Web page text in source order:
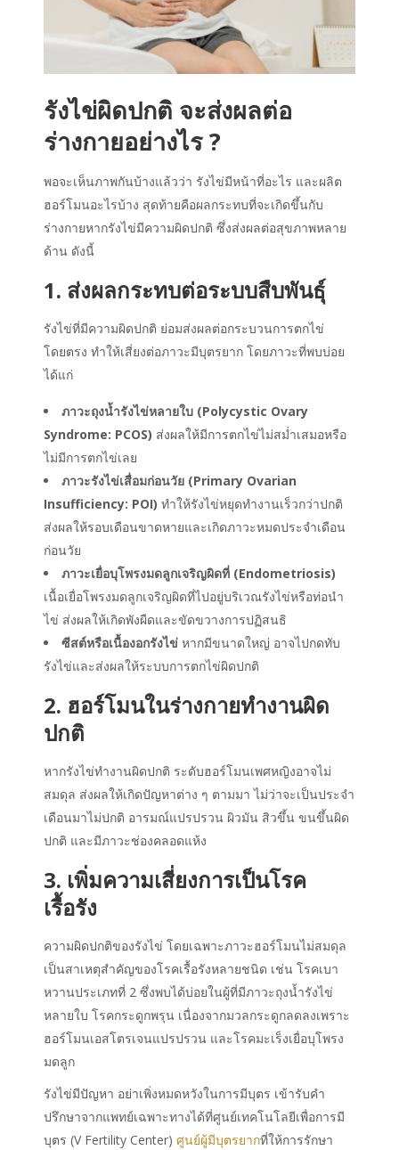
รังไข่ผิดปกติ จะส่งผลต่อ
ร่างกายอย่างไร?
พอจะเห็นภาพกันบ้างแล้วว่า รังไข่มีหน้าที่อะไร และผลิต
ฮอร์โมนอะไรบ้าง สุดท้ายคือผลกระทบที่จะเกิดขึ้นกับ
ร่างกายหากรังไข่มีความผิดปกติ ซึ่งส่งผลต่อสุขภาพหลาย
ด้าน ดังนี้
1. ส่งผลกระทบต่อระบบสืบพันธุ์
รังไข่ที่มีความผิดปกติ ย่อมส่งผลต่อกระบวนการตกไข่
โดยตรง ทำให้เสี่ยงต่อภาวะมีบุตรยาก โดยภาวะที่พบบ่อย
ได้แก่
ภาวะถุงน้ำรังไข่หลายใบ (Polycystic Ovary
Syndrome: PCOS) ส่งผลให้มีการตกไข่ไม่สม่ำเสมอหรือ
ไม่มีการตกไข่เลย
ภาวะรังไข่เสื่อมก่อนวัย (Primary Ovarian
Insufficiency: POI) ทำให้รังไข่หยุดทำงานเร็วกว่าปกติ
ส่งผลให้รอบเดือนขาดหายและเกิดภาวะหมดประจำเดือน
ก่อนวัย
ภาวะเยื่อบุโพรงมดลูกเจริญผิดที่ (Endometriosis)
เนื้อเยื่อโพรงมดลูกเจริญผิดที่ไปอยู่บริเวณรังไข่หรือท่อนำ
ไข่ ส่งผลให้เกิดพังผืดและขัดขวางการปฏิสนธิ
ซีสต์หรือเนื้องอกรังไข่ หากมีขนาดใหญ่ อาจไปกดทับ
รังไข่และส่งผลให้ระบบการตกไข่ผิดปกติ
2. ฮอร์โมนในร่างกายทำงานผิด
ปกติ
หากรังไข่ทำงานผิดปกติ ระดับฮอร์โมนเพศหญิงอาจไม่
สมดุล ส่งผลให้เกิดปัญหาต่าง ๆ ตามมา ไม่ว่าจะเป็นประจำ
เดือนมาไม่ปกติ อารมณ์แปรปรวน ผิวมัน สิวขึ้น ขนขึ้นผิด
ปกติ และมีภาวะช่องคลอดแห้ง
3. เพิ่มความเสี่ยงการเป็นโรค
เรื้อรัง
ความผิดปกติของรังไข่ โดยเฉพาะภาวะฮอร์โมนไม่สมดุล
เป็นสาเหตุสำคัญของโรคเรื้อรังหลายชนิด เช่น โรคเบา
หวานประเภทที่ 2 ซึ่งพบได้บ่อยในผู้ที่มีภาวะถุงน้ำรังไข่
หลายใบ โรคกระดูกพรุน เนื่องจากมวลกระดูกลดลงเพราะ
ฮอร์โมนเอสโตรเจนแปรปรวน และโรคมะเร็งเยื่อบุโพรง
มดลูก
รังไข่มีปัญหา อย่าเพิ่งหมดหวังในการมีบุตร เข้ารับคำ
ปรึกษาจากแพทย์เฉพาะทางได้ที่ศูนย์เทคโนโลยีเพื่อการมี
บุตร (V Fertility Center) ศูนย์ผู้มีบุตรยากที่ให้การรักษา